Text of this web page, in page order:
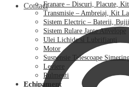
ContactFranare – Discuri, Placute,
Transmisie – Ambreiaj, Kit
Sistem Electric – Baterii,
Sistem Rulare Jante Anvelope
Ulei Lichide si Lubrifianti
Motor
Suspensie Telescoape
Leviere
Rulmenti
Echipament